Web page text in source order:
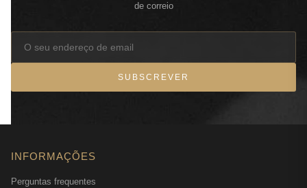
de correio
SUBSCREVER
INFORMAÇÕES
Perguntas frequentes